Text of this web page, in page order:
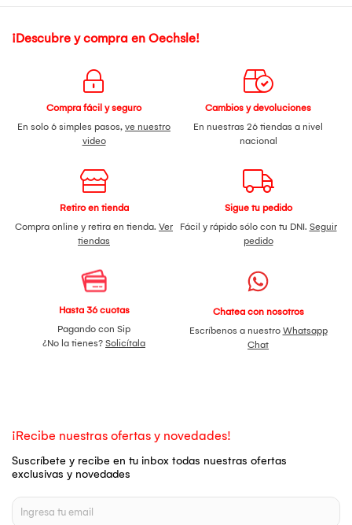
¡Descubre y compra en Oechsle!
Compra fácil y seguro
En solo 6 simples pasos, ve nuestro
video
Cambios y devoluciones
En nuestras 26 tiendas a nivel
nacional
Retiro en tienda
Compra online y retira en tienda. Ver
tiendas
Sigue tu pedido
Fácil y rápido sólo con tu DNI. Seguir
pedido
Hasta 36 cuotas
Pagando con Sip
¿No la tienes? Solicítala
Chatea con nosotros
Escríbenos a nuestro Whatsapp
Chat
¡Recibe nuestras ofertas y novedades!
Suscríbete y recibe en tu inbox todas nuestras ofertas
exclusivas y novedades